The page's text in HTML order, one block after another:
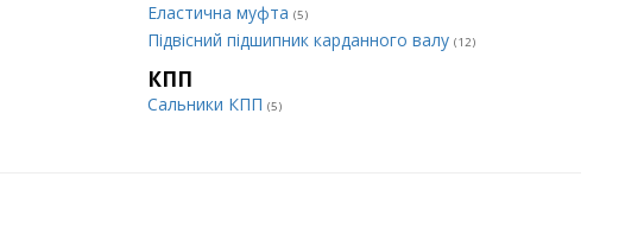
Еластична муфта (5)
Підвісний підшипник карданного валу (12)
КПП
Сальники КПП (5)